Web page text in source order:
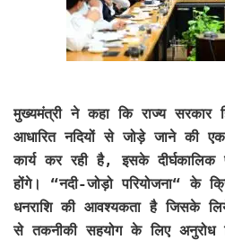
मुख्यमंत्री ने कहा कि राज्य सरकार
आधारित नदियों से जोड़े जाने की एक
कार्य कर रही है, इसके दीर्घकालिक
होंगे। “नदी-जोड़ो परियोजना“ के
धनराशि की आवश्यकता है जिसके
से तकनीकी सहयोग के लिए अनुरोध